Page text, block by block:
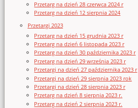
Przetarg na dzień 28 czerwca 2024 r
Przetarg na dzień 12 sierpnia 2024
Przetargi 2023
Przetarg na dzień 15 grudnia 2023 r
Przetarg na dzień 6 listopada 2023 r
Przetarg na dzień 30 października 2023 r
Przetarg na dzień 29 września 2023 r
Przetargi na dzień 27 października 2023 r
Przetargi na dzień 29 sierpnia 2023 rok
Przetargi na dzień 28 sierpnia 2023 r
Przetarg na dzień 8 sierpnia 2023 r.
Przetarg na dzień 2 sierpnia 2023 r.